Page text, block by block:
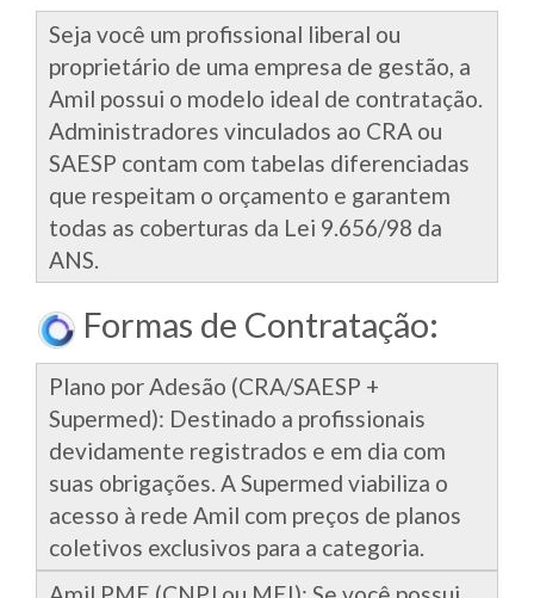
Seja você um profissional liberal ou
proprietário de uma empresa de gestão, a
Amil possui o modelo ideal de contratação.
Administradores vinculados ao CRA ou
SAESP contam com tabelas diferenciadas
que respeitam o orçamento e garantem
todas as coberturas da Lei 9.656/98 da
ANS.
Formas de Contratação:
Plano por Adesão (CRA/SAESP +
Supermed): Destinado a profissionais
devidamente registrados e em dia com
suas obrigações. A Supermed viabiliza o
acesso à rede Amil com preços de planos
coletivos exclusivos para a categoria.